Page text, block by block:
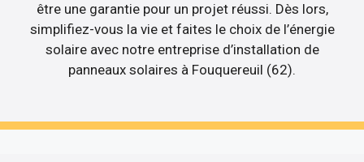
être une garantie pour un projet réussi. Dès lors,
simplifiez-vous la vie et faites le choix de l’énergie
solaire avec notre entreprise d’installation de
panneaux solaires à Fouquereuil (62).